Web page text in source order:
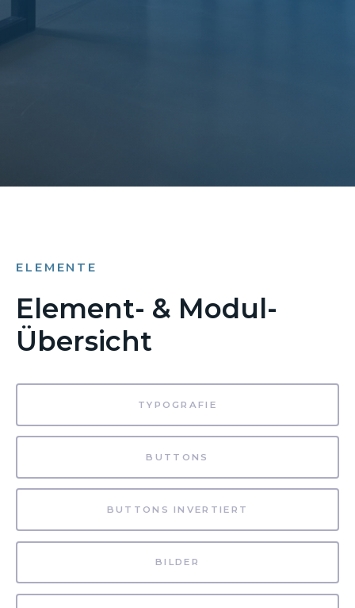
ELEMENTE
Element- & Modul-
Übersicht
TYPOGRAFIE
BUTTONS
BUTTONS INVERTIERT
BILDER